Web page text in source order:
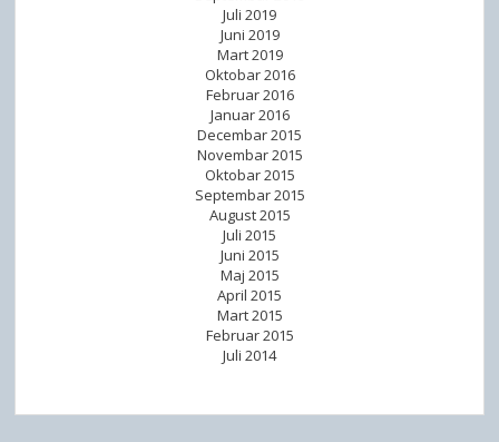
Juli 2019
Juni 2019
Mart 2019
Oktobar 2016
Februar 2016
Januar 2016
Decembar 2015
Novembar 2015
Oktobar 2015
Septembar 2015
August 2015
Juli 2015
Juni 2015
Maj 2015
April 2015
Mart 2015
Februar 2015
Juli 2014